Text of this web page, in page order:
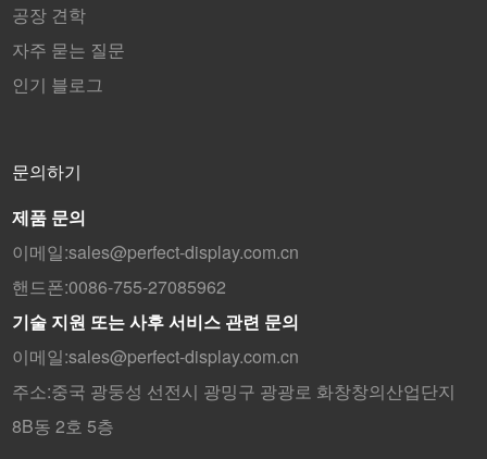
공장 견학
자주 묻는 질문
인기 블로그
문의하기
제품 문의
이메일:sales@perfect-display.com.cn
핸드폰:0086-755-27085962
기술 지원 또는 사후 서비스 관련 문의
이메일:sales@perfect-display.com.cn
주소:중국 광둥성 선전시 광밍구 광광로 화창창의산업단지
8B동 2호 5층